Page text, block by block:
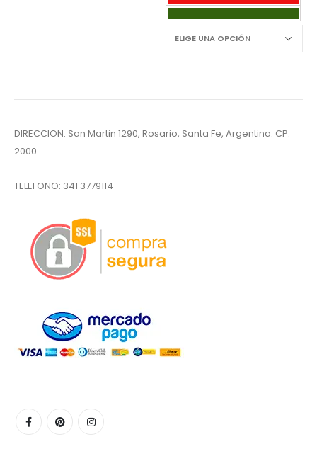
DIRECCION: San Martin 1290, Rosario, Santa Fe, Argentina. CP:
2000
TELEFONO: 341 3779114